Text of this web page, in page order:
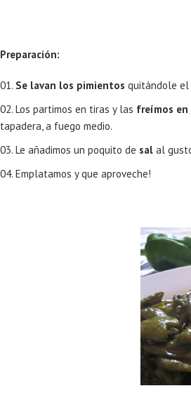
Preparación:
Se lavan los pimientos quitándole el
Los partimos en tiras y las freímos
tapadera, a fuego medio.
Le añadimos un poquito de sal al
Emplatamos y que aproveche!